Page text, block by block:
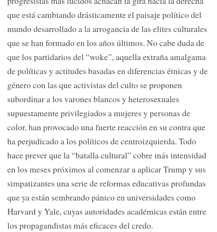
que está cambiando drásticamente el paisaje político del
mundo desarrollado a la arrogancia de las elites culturales
que se han formado en los años últimos. No cabe duda de
que los partidarios del “woke”, aquella extraña amalgama
de políticas y actitudes basadas en diferencias étnicas y de
género con las que activistas del culto se proponen
subordinar a los varones blancos y heterosexuales
supuestamente privilegiados a mujeres y personas de
color, han provocado una fuerte reacción en su contra que
ha perjudicado a los políticos de centroizquierda. Todo
hace prever que la “batalla cultural” cobre más intensidad
en los meses próximos al comenzar a aplicar Trump y sus
simpatizantes una serie de reformas educativas profundas
que ya están sembrando pánico en universidades como
Harvard y Yale, cuyas autoridades académicas están entre
los propagandistas más eficaces del credo.